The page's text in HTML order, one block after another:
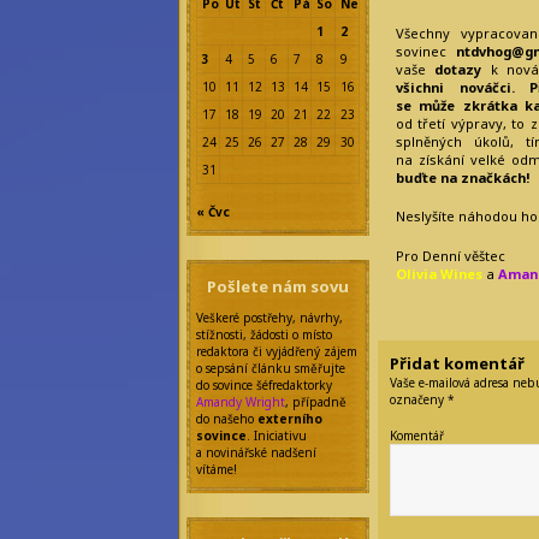
Po Út St Čt Pá So
Ne
1
2
3
4 5 6 7 8
9
10
11 12 13 14 15
16
17
18 19 20 21 22 23
24 25 26 27 28 29
30
31
« Čvc
Pošlete nám sovu
Veškeré postřehy, návrhy,
stížnosti, žádosti o místo
redaktora či vyjádřený zájem
o sepsání článku směřujte
do sovince šéfredaktorky
Amandy Wright, případně
do našeho externího
sovince. Iniciativu
a novinářské nadšení
vítáme!
Všechny
sovinec
vaše dotazy k
všichni nováčci.
se může zkrátka
od třetí výpravy, to
splněných úkolů,
na získání velké
buďte na značkách!
Neslyšíte náhodou
Pro Denní věštec
Olivia Wines a
Přidat komentář
Vaše e-mailová adresa
označeny *
Komentář